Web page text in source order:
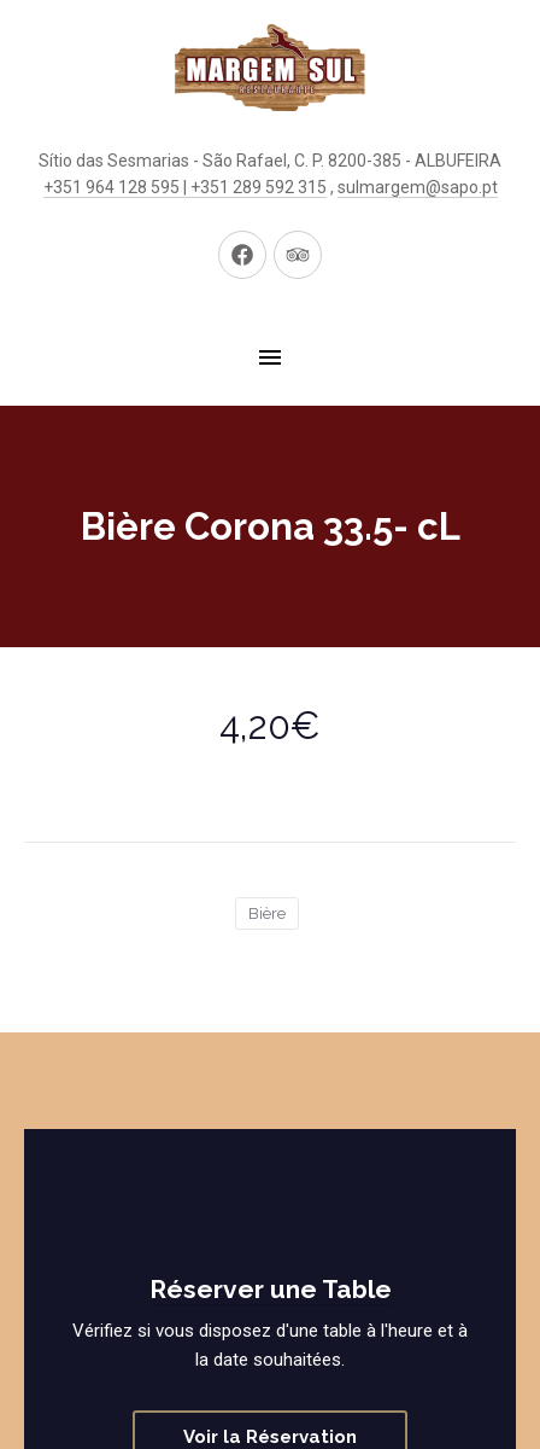
Sítio das Sesmarias - São Rafael, C. P. 8200-385 - ALBUFEIRA
+351 964 128 595 | +351 289 592 315 , sulmargem@sapo.pt
New
New
Bière Corona 33.5- cL
4,20€
Bière
Réserver une Table
Vérifiez si vous disposez d'une table à l'heure et à
la date souhaitées.
Voir la Réservation